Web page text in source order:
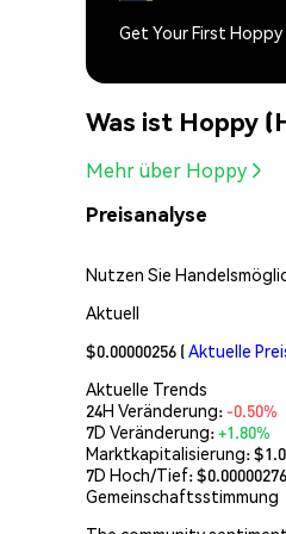
Get Your First Hoppy
Was ist Hoppy
Mehr über Hoppy
Preisanalyse
Nutzen Sie
Aktuell
$0.00000256 (Aktuelle
Aktuelle Trends
24H Veränderung: -0.50%
7D Veränderung:+1.80%
Marktkapitalisierung:
7D Hoch/Tief: $0.00000276
Gemeinschaftsstimmung